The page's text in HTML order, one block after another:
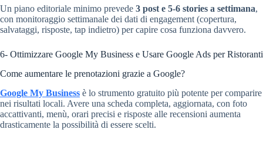
Un piano editoriale minimo prevede 3 post e 5-6 stories a settimana,
con monitoraggio settimanale dei dati di engagement (copertura,
salvataggi, risposte, tap indietro) per capire cosa funziona davvero.
6- Ottimizzare Google My Business e Usare Google Ads per Ristoranti
Come aumentare le prenotazioni grazie a Google?
Google My Business è lo strumento gratuito più potente per comparire
nei risultati locali. Avere una scheda completa, aggiornata, con foto
accattivanti, menù, orari precisi e risposte alle recensioni aumenta
drasticamente la possibilità di essere scelti.